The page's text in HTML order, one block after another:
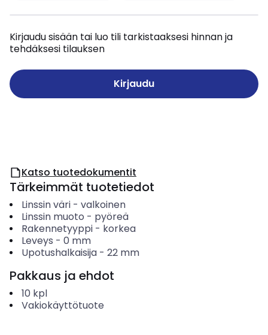
Kirjaudu sisään tai luo tili tarkistaaksesi hinnan ja
tehdäksesi tilauksen
Kirjaudu
Katso tuotedokumentit
Tärkeimmät tuotetiedot
Linssin väri- valkoinen
Linssin muoto - pyöreä
Rakennetyyppi- korkea
Leveys - 0 mm
Upotushalkaisija- 22 mm
Pakkaus ja ehdot
10 kpl
Vakiokäyttötuote